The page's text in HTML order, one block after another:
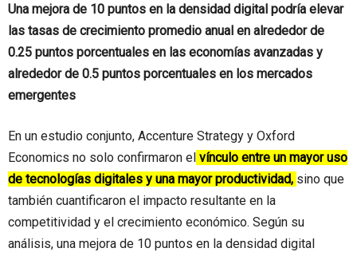
Una mejora de 10 puntos en la densidad digital podría elevar
las tasas de crecimiento promedio anual en alrededor de
0.25 puntos porcentuales en las economías avanzadas y
alrededor de 0.5 puntos porcentuales en los mercados
emergentes
En un estudio conjunto, Accenture Strategy y Oxford
Economics no solo confirmaron el vínculo entre un mayor uso
de tecnologías digitales y una mayor productividad, sino que
también cuantificaron el impacto resultante en la
competitividad y el crecimiento económico. Según su
análisis, una mejora de 10 puntos en la densidad digital